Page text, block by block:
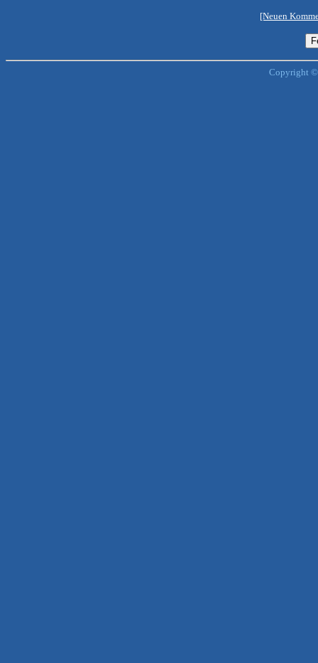
[Neuen
Copyright ©